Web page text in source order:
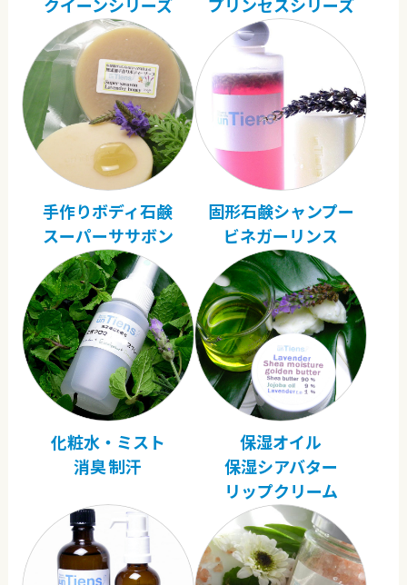
クイーンシリーズ プリンセスシリーズ
手作りボディ石鹸
スーパーササボン
固形石鹸シャンプー
ビネガーリンス
化粧水・ミスト
消臭 制汗
保湿オイル
保湿シアバター
リップクリーム